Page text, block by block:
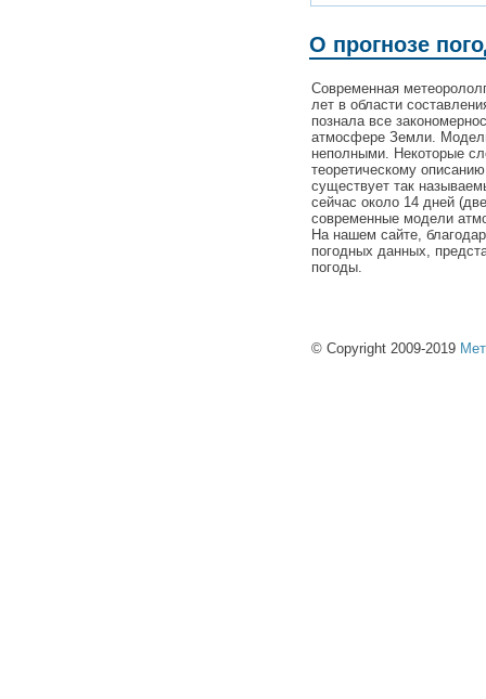
О прогнозе
Современная
лет в области
познала все
атмосфере Земли.
неполными. Некоторые
теоретическому
существует так
сейчас около 14 дней
современные модели
На нашем сайте,
погодных данных,
погоды.
© Copyright 2009-2019